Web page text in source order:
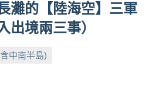
灘的【陸海空】三軍
出境兩三事）
中南半島)